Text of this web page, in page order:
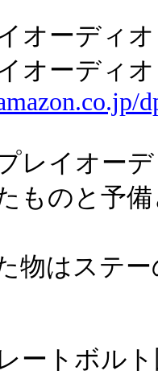
イオーデ
オーディ
レイオー
ものと予
物はステ
ートボル